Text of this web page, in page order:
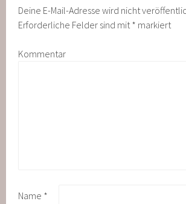
Deine E-Mail-Adresse wird nicht
Erforderliche Felder sind mit * markiert
Kommentar
Name *